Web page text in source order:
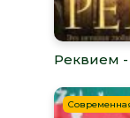
Реквием